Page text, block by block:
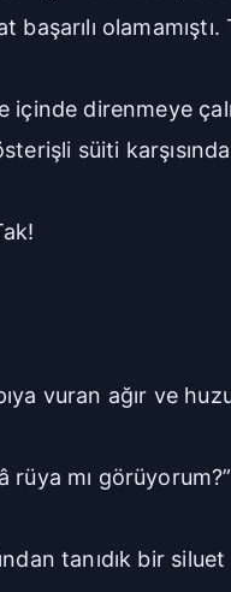
başarılı
içinde direnmeye
süiti
vuran ağır ve
rüya mı
tanıdık bir